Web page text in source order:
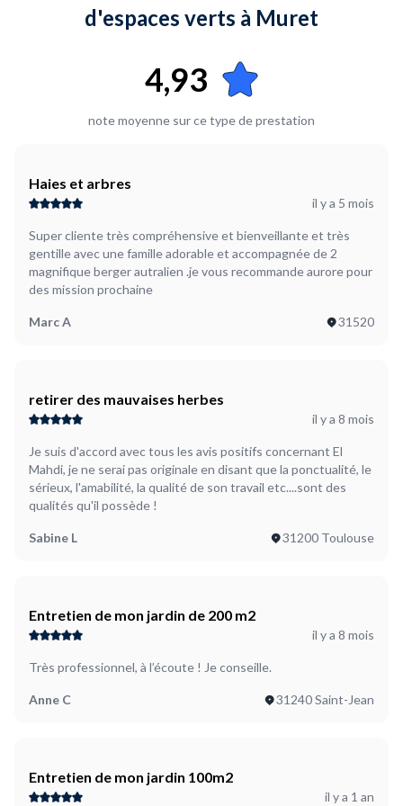
d'espaces verts à Muret
4,93
note moyenne sur ce type de prestation
Haies et arbres
il y a 5 mois
Super cliente très compréhensive et bienveillante et très
gentille avec une famille adorable et accompagnée de 2
magnifique berger autralien .je vous recommande aurore pour
des mission prochaine
Marc A 31520
retirer des mauvaises herbes
il y a 8 mois
Je suis d'accord avec tous les avis positifs concernant El
Mahdi, je ne serai pas originale en disant que la ponctualité, le
sérieux, l'amabilité, la qualité de son travail etc....sont des
qualités qu'il possède !
Sabine L 31200 Toulouse
Entretien de mon jardin de 200 m2
il y a 8 mois
Très professionnel, à l’écoute ! Je conseille.
Anne C 31240 Saint-Jean
Entretien de mon jardin 100m2
il y a 1 an